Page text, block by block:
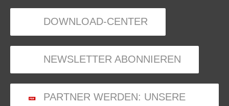
DOWNLOAD-CENTER
NEWSLETTER ABONNIEREN
PARTNER WERDEN: UNSERE